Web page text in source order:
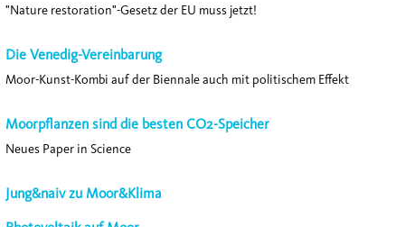
"Nature restoration"-Gesetz der EU muss jetzt!
Die Venedig-Vereinbarung
Moor-Kunst-Kombi auf der Biennale auch mit politischem Effekt
Moorpflanzen sind die besten CO2-Speicher
Neues Paper in Science
Jung&naiv zu Moor&Klima